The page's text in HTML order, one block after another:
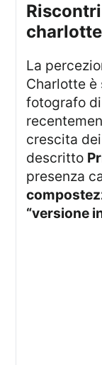
riscontri sul portamento di
charlotte
La percezione dell’atteggiamento di
Charlotte è
fotografo
crescita
descritto
presenza
“versione